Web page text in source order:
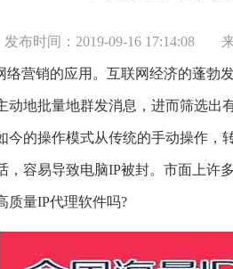
发布时间：2019-09-16 17:14:08
络营销的应用。互联网经济的蓬勃
动地批量地群发消息，进而筛选出
今的操作模式从传统的手动操作，
，容易导致电脑IP被封。市面上许
质量IP代理软件吗?